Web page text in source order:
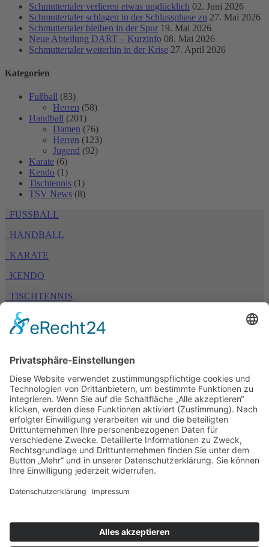
Schmuttertaler verlieren etwas unglücklich 02. Juni 2026
Schmuttertaler schlagen in der Schlussphase zu 27. Mai 2026
Schmuttertaler bleiben in der Spur 19. Mai 2026
Neue Abteilung DART – Kurzinfo 08. Mai 2026
Schmuttertaler weiterhin in der Krise 27. April 2026
Kategorien
Fußball (83)
Herren (58)
Handball (201)
Damen (76)
Herren (123)
Jugend (92)
Karate (6)
Kendo (1)
Tischtennis (1)
TSV News (8)
FUSSBALL
HANDBALL
KARATE
KENDO
TISCHTENNIS
TURNEN
TSV 1894 Bäumenheim e. V.
Bahnhofstraße 54
86663 Asbach-Bäumenheim
Home
Aktuelles
Kontakt
Datenschutz
COOKIES